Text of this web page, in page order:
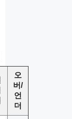
오
버/
언
더